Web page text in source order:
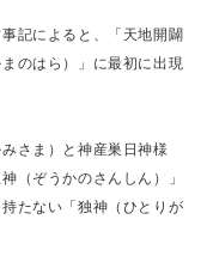
記によると、「天地開闢
のはら）」に最初に出現
さま）と神産巣日神様
（ぞうかのさんしん）」
たない「独神（ひとりが